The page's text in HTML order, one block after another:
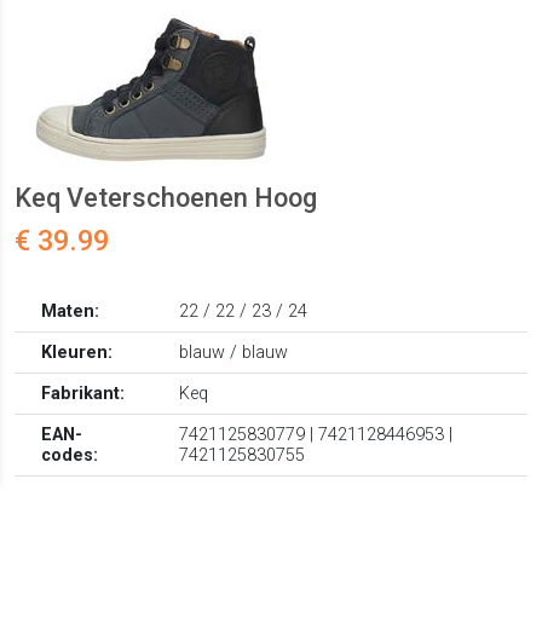
Keq Veterschoenen Hoog
€ 39.99
Maten:
22 / 22 / 23 / 24
Kleuren:
blauw / blauw
Fabrikant:
Keq
EAN-
codes:
7421125830779 | 7421128446953 |
7421125830755